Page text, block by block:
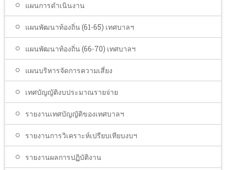
แผนการดำเนินงาน
แผนพัฒนาท้องถิ่น (61-65) เทศบาลฯ
แผนพัฒนาท้องถิ่น (66-70) เทศบาลฯ
แผนบริหารจัดการความเสี่ยง
เทศบัญญัติงบประมาณรายจ่าย
รายงานเทศบัญญัติของเทศบาลฯ
รายงานการวิเคราะห์เปรียบเทียบงบฯ
รายงานผลการปฏิบัติงาน